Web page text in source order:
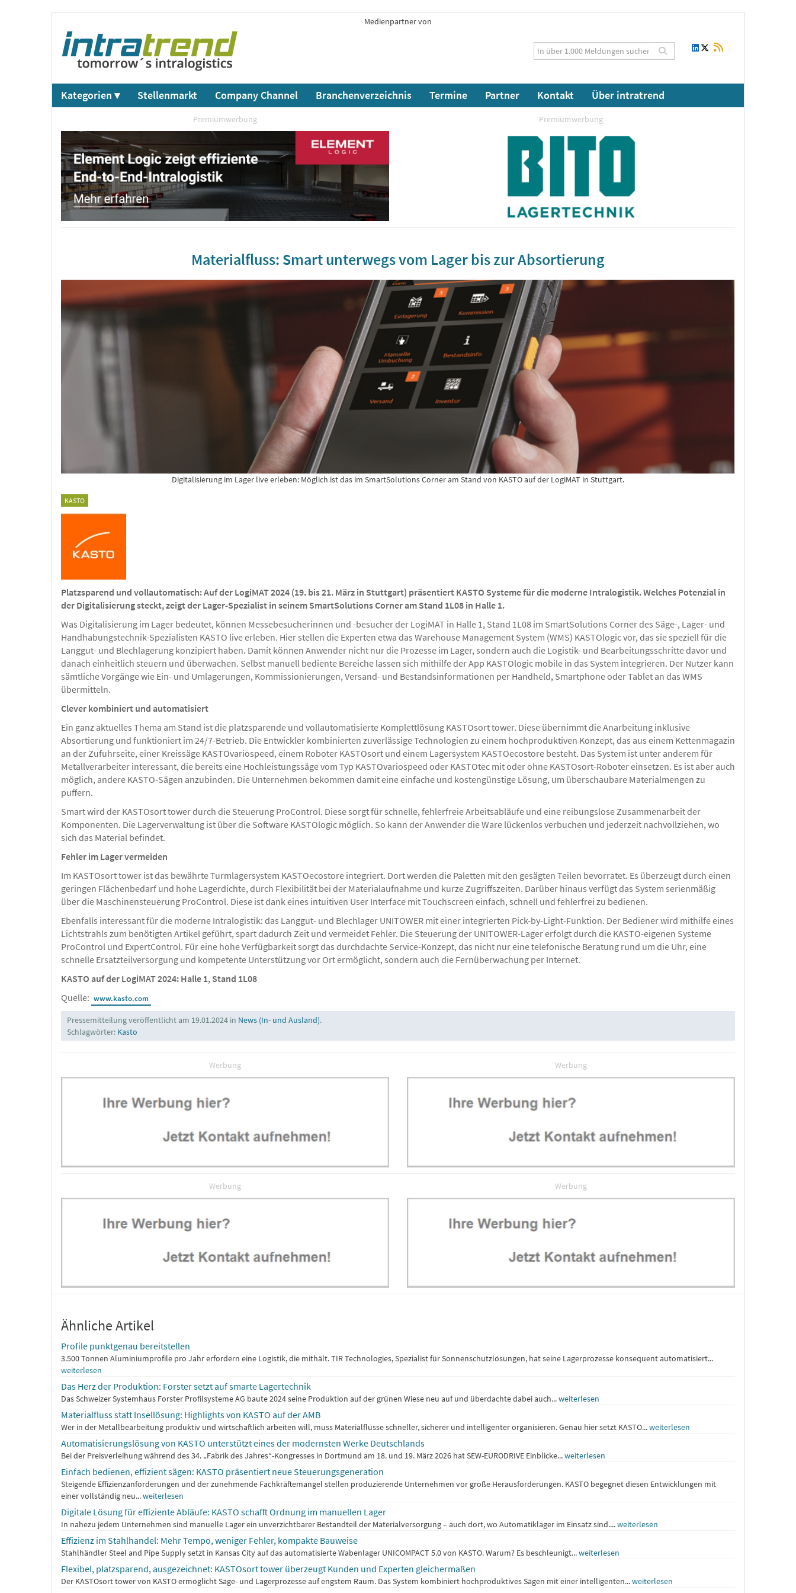
Medienpartner von
Kategorien ▾ Stellenmarkt Company Channel Branchenverzeichnis Termine Partner Kontakt Über intratrend
Premiumwerbung Premiumwerbung
Materialfluss: Smart unterwegs vom Lager bis zur Absortierung
Digitalisierung im Lager live erleben: Möglich ist das im SmartSolutions Corner am Stand von KASTO auf der LogiMAT in Stuttgart.
KASTO
Platzsparend und vollautomatisch: Auf der LogiMAT 2024 (19. bis 21. März in Stuttgart) präsentiert KASTO Systeme für die moderne Intralogistik. Welches Potenzial in
der Digitalisierung steckt, zeigt der Lager-Spezialist in seinem SmartSolutions Corner am Stand 1L08 in Halle 1.
Was Digitalisierung im Lager bedeutet, können Messebesucherinnen und -besucher der LogiMAT in Halle 1, Stand 1L08 im SmartSolutions Corner des Säge-, Lager- und
Handhabungstechnik-Spezialisten KASTO live erleben. Hier stellen die Experten etwa das Warehouse Management System (WMS) KASTOlogic vor, das sie speziell für die
Langgut- und Blechlagerung konzipiert haben. Damit können Anwender nicht nur die Prozesse im Lager, sondern auch die Logistik- und Bearbeitungsschritte davor und
danach einheitlich steuern und überwachen. Selbst manuell bediente Bereiche lassen sich mithilfe der App KASTOlogic mobile in das System integrieren. Der Nutzer kann
sämtliche Vorgänge wie Ein- und Umlagerungen, Kommissionierungen, Versand- und Bestandsinformationen per Handheld, Smartphone oder Tablet an das WMS
übermitteln.
Clever kombiniert und automatisiert
Ein ganz aktuelles Thema am Stand ist die platzsparende und vollautomatisierte Komplettlösung KASTOsort tower. Diese übernimmt die Anarbeitung inklusive
Absortierung und funktioniert im 24/7-Betrieb. Die Entwickler kombinierten zuverlässige Technologien zu einem hochproduktiven Konzept, das aus einem Kettenmagazin
an der Zufuhrseite, einer Kreissäge KASTOvariospeed, einem Roboter KASTOsort und einem Lagersystem KASTOecostore besteht. Das System ist unter anderem für
Metallverarbeiter interessant, die bereits eine Hochleistungssäge vom Typ KASTOvariospeed oder KASTOtec mit oder ohne KASTOsort-Roboter einsetzen. Es ist aber auch
möglich, andere KASTO-Sägen anzubinden. Die Unternehmen bekommen damit eine einfache und kostengünstige Lösung, um überschaubare Materialmengen zu
puffern.
Smart wird der KASTOsort tower durch die Steuerung ProControl. Diese sorgt für schnelle, fehlerfreie Arbeitsabläufe und eine reibungslose Zusammenarbeit der
Komponenten. Die Lagerverwaltung ist über die Software KASTOlogic möglich. So kann der Anwender die Ware lückenlos verbuchen und jederzeit nachvollziehen, wo
sich das Material befindet.
Fehler im Lager vermeiden
Im KASTOsort tower ist das bewährte Turmlagersystem KASTOecostore integriert. Dort werden die Paletten mit den gesägten Teilen bevorratet. Es überzeugt durch einen
geringen Flächenbedarf und hohe Lagerdichte, durch Flexibilität bei der Materialaufnahme und kurze Zugriffszeiten. Darüber hinaus verfügt das System serienmäßig
über die Maschinensteuerung ProControl. Diese ist dank eines intuitiven User Interface mit Touchscreen einfach, schnell und fehlerfrei zu bedienen.
Ebenfalls interessant für die moderne Intralogistik: das Langgut- und Blechlager UNITOWER mit einer integrierten Pick-by-Light-Funktion. Der Bediener wird mithilfe eines
Lichtstrahls zum benötigten Artikel geführt, spart dadurch Zeit und vermeidet Fehler. Die Steuerung der UNITOWER-Lager erfolgt durch die KASTO-eigenen Systeme
ProControl und ExpertControl. Für eine hohe Verfügbarkeit sorgt das durchdachte Service-Konzept, das nicht nur eine telefonische Beratung rund um die Uhr, eine
schnelle Ersatzteilversorgung und kompetente Unterstützung vor Ort ermöglicht, sondern auch die Fernüberwachung per Internet.
KASTO auf der LogiMAT 2024: Halle 1, Stand 1L08
Quelle: www.kasto.com
Pressemitteilung veröffentlicht am 19.01.2024 in News (In- und Ausland).
Schlagwörter: Kasto
Werbung Werbung
Werbung Werbung
Ähnliche Artikel
Profile punktgenau bereitstellen
3.500 Tonnen Aluminiumprofile pro Jahr erfordern eine Logistik, die mithält. TIR Technologies, Spezialist für Sonnenschutzlösungen, hat seine Lagerprozesse konsequent automatisiert...
weiterlesen
Das Herz der Produktion: Forster setzt auf smarte Lagertechnik
Das Schweizer Systemhaus Forster Profilsysteme AG baute 2024 seine Produktion auf der grünen Wiese neu auf und überdachte dabei auch...weiterlesen
Materialfluss statt Insellösung: Highlights von KASTO auf der AMB
Wer in der Metallbearbeitung produktiv und wirtschaftlich arbeiten will, muss Materialflüsse schneller, sicherer und intelligenter organisieren. Genau hier setzt KASTO...weiterlesen
Automatisierungslösung von KASTO unterstützt eines der modernsten Werke Deutschlands
Bei der Preisverleihung während des 34. „Fabrik des Jahres“-Kongresses in Dortmund am 18. und 19. März 2026 hat SEW-EURODRIVE Einblicke...weiterlesen
Einfach bedienen, effizient sägen: KASTO präsentiert neue Steuerungsgeneration
Steigende Effizienzanforderungen und der zunehmende Fachkräftemangel stellen produzierende Unternehmen vor große Herausforderungen. KASTO begegnet diesen Entwicklungen mit
einer vollständig neu...weiterlesen
Digitale Lösung für effiziente Abläufe: KASTO schafft Ordnung im manuellen Lager
In nahezu jedem Unternehmen sind manuelle Lager ein unverzichtbarer Bestandteil der Materialversorgung – auch dort, wo Automatiklager im Einsatz sind....weiterlesen
Effizienz im Stahlhandel: Mehr Tempo, weniger Fehler, kompakte Bauweise
Stahlhändler Steel and Pipe Supply setzt in Kansas City auf das automatisierte Wabenlager UNICOMPACT 5.0 von KASTO. Warum? Es beschleunigt...weiterlesen
Flexibel, platzsparend, ausgezeichnet: KASTOsort tower überzeugt Kunden und Experten gleichermaßen
Der KASTOsort tower von KASTO ermöglicht Säge- und Lagerprozesse auf engstem Raum. Das System kombiniert hochproduktives Sägen mit einer intelligenten...weiterlesen